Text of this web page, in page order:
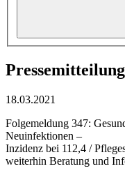
18.03.2021
Folgemeldung 347:
Neuinfektionen –
Inzidenz bei 112,4 /
weiterhin Beratung und